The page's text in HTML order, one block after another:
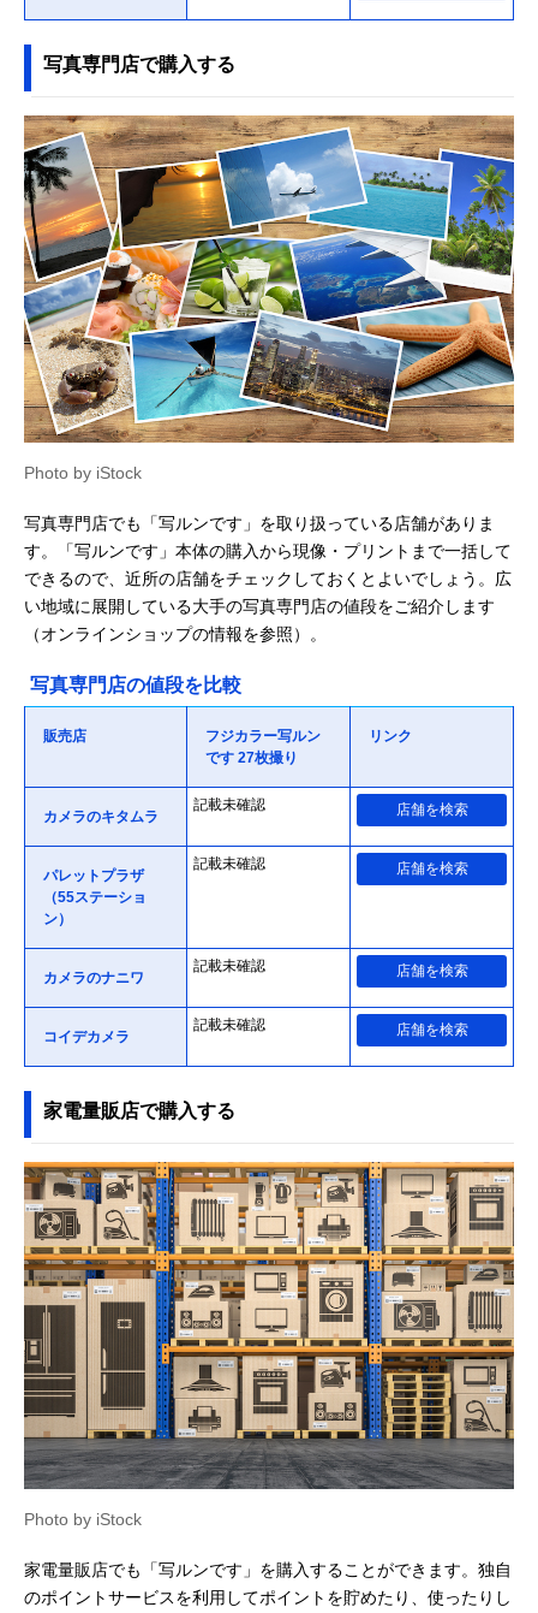
写真専門店で購入する
Photo by iStock
写真専門店でも「写ルンです」を取り扱っている店舗がありま
す。「写ルンです」本体の購入から現像・プリントまで一括して
できるので、近所の店舗をチェックしておくとよいでしょう。広
い地域に展開している大手の写真専門店の値段をご紹介します
（オンラインショップの情報を参照）。
写真専門店の値段を比較
販売店
フジカラー写ルン
です 27枚撮り
リンク
カメラのキタムラ
記載未確認 店舗を検索
パレットプラザ
（55ステーショ
ン）
記載未確認 店舗を検索
カメラのナニワ
記載未確認 店舗を検索
コイデカメラ
記載未確認 店舗を検索
家電量販店で購入する
Photo by iStock
家電量販店でも「写ルンです」を購入することができます。独自
のポイントサービスを利用してポイントを貯めたり、使ったりし